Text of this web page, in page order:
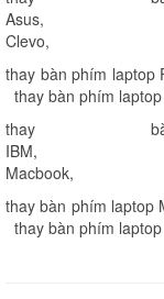
Asus,
Clevo,
thay bàn phím laptop
thay bàn phím
thay
IBM
Macbook,
thay bàn phím laptop
thay bàn phím